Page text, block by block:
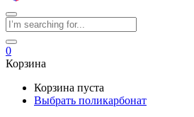
0
Корзина
Корзина пуста
Выбрать поликарбонат